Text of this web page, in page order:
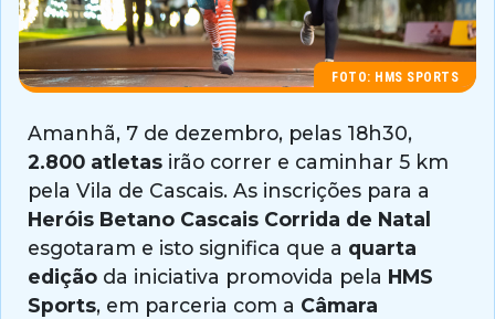
FOTO: HMS SPORTS
Amanhã, 7 de dezembro, pelas 18h30,
2.800 atletas irão correr e caminhar 5 km
pela Vila de Cascais. As inscrições para a
Heróis Betano Cascais Corrida de Natal
esgotaram e isto significa que a quarta
edição da iniciativa promovida pela HMS
Sports, em parceria com a Câmara